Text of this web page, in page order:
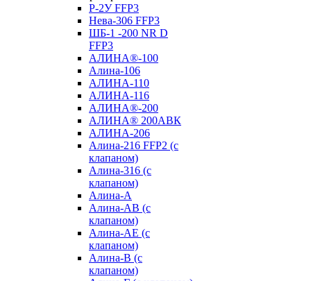
Р-2У FFP3
Нева-306 FFP3
ШБ-1 -200 NR D
FFP3
АЛИНА®-100
Алина-106
АЛИНА-110
АЛИНА-116
АЛИНА®-200
АЛИНА® 200АВК
АЛИНА-206
Алина-216 FFP2 (с
клапаном)
Алина-316 (с
клапаном)
Алина-А
Алина-АВ (с
клапаном)
Алина-АЕ (с
клапаном)
Алина-В (с
клапаном)